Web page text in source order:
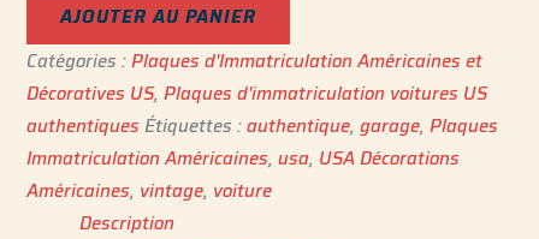
AJOUTER AU PANIER
Catégories :Plaques d'Immatriculation Américaines et
Décoratives US,Plaques d'immatriculation voitures US
authentiques Étiquettes :authentique,garage,Plaques
Immatriculation Américaine‎s,usa, USA Décorations
Américaines, vintage, voiture
Description